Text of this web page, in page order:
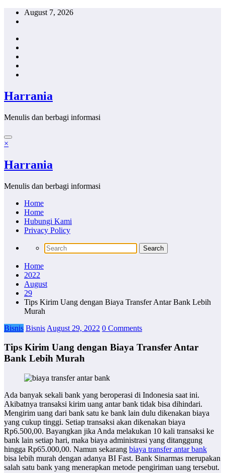
Skip
August 7, 2026
Harrania
Menulis dan berbagi informasi
×
Harrania
Menulis dan berbagi informasi
Home
Home
Hubungi Kami
Privacy Policy
Home
2022
August
29
Tips Kirim Uang dengan Biaya Transfer Antar Bank Lebih
Murah
Bisnis Bisnis August 29, 2022 0 Comments
Tips Kirim Uang dengan Biaya Transfer Antar
Bank Lebih Murah
Ada banyak sekali bank yang beroperasi di Indonesia saat ini.
Akibatnya transaksi kirim uang antar bank tidak bisa dihindari.
Mengirim uang dari bank satu ke bank lain dulu dikenakan biaya
yang cukup tinggi. Setiap transaksi akan dikenakan biaya
Rp6.500,00. Bayangkan jika Anda melakukan 10 kali transaksi ke
bank lain setiap hari, maka biaya administrasi yang ditanggung
hingga Rp65.000,00. Namun sekarang biaya transfer antar bank
bisa lebih murah dengan adanya BI Fast. Bank Sinarmas merupakan
salah satu bank yang menerapkan metode pengiriman uang tersebut.